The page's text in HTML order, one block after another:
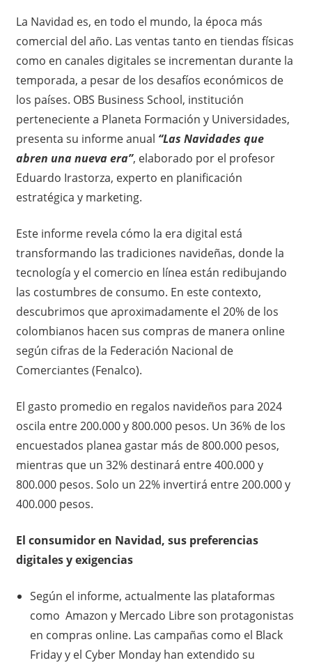
La Navidad es, en todo el mundo, la época más
comercial del año. Las ventas tanto en tiendas físicas
como en canales digitales se incrementan durante la
temporada, a pesar de los desafíos económicos de
los países. OBS Business School, institución
perteneciente a Planeta Formación y Universidades,
presenta su informe anual “Las Navidades que
abren una nueva era”, elaborado por el profesor
Eduardo Irastorza, experto en planificación
estratégica y marketing.
Este informe revela cómo la era digital está
transformando las tradiciones navideñas, donde la
tecnología y el comercio en línea están redibujando
las costumbres de consumo. En este contexto,
descubrimos que aproximadamente el 20% de los
colombianos hacen sus compras de manera online
según cifras de la Federación Nacional de
Comerciantes (Fenalco).
El gasto promedio en regalos navideños para 2024
oscila entre 200.000 y 800.000 pesos. Un 36% de los
encuestados planea gastar más de 800.000 pesos,
mientras que un 32% destinará entre 400.000 y
800.000 pesos. Solo un 22% invertirá entre 200.000 y
400.000 pesos.
El consumidor en Navidad, sus preferencias
digitales y exigencias
Según el informe, actualmente las plataformas
como Amazon y Mercado Libre son protagonistas
en compras online. Las campañas como el Black
Friday y el Cyber Monday han extendido su